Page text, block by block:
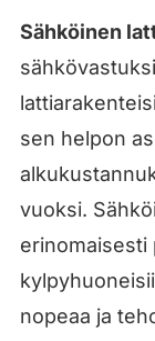
Sähköinen
sen helpon
vuoksi.
erinomaisesti
nopeaa ja